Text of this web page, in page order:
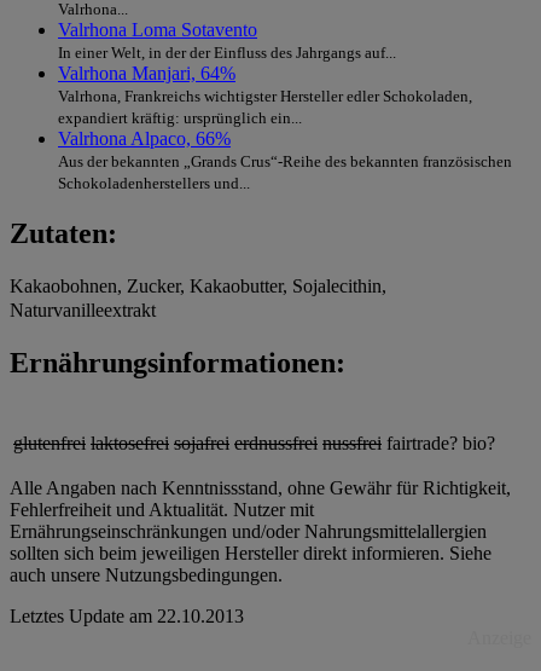
Valrhona...
Valrhona Loma Sotavento
In einer Welt, in der der Einfluss des Jahrgangs auf...
Valrhona Manjari, 64%
Valrhona, Frankreichs wichtigster Hersteller edler Schokoladen,
expandiert kräftig: ursprünglich ein...
Valrhona Alpaco, 66%
Aus der bekannten „Grands Crus“-Reihe des bekannten französischen
Schokoladenherstellers und...
Zutaten:
Kakaobohnen, Zucker, Kakaobutter, Sojalecithin,
Naturvanilleextrakt
Ernährungsinformationen:
glutenfrei laktosefrei sojafrei erdnussfrei nussfrei fairtrade? bio?
Alle Angaben nach Kenntnissstand, ohne Gewähr für Richtigkeit,
Fehlerfreiheit und Aktualität. Nutzer mit
Ernährungseinschränkungen und/oder Nahrungsmittelallergien
sollten sich beim jeweiligen Hersteller direkt informieren. Siehe
auch unsere Nutzungsbedingungen.
Letztes Update am 22.10.2013